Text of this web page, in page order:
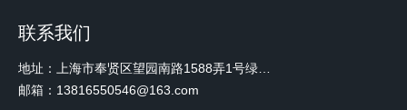
联系我们
地址：上海市奉贤区望园南路1588弄1号绿地未来中心A3 2110室
邮箱：13816550546@163.com